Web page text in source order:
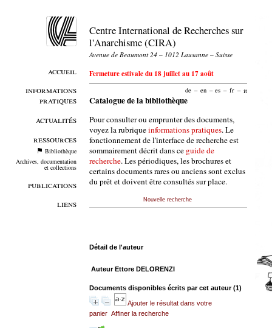
accueil
informations
pratiques
actualités
ressources
Bibliothèque
Archives, documentation
et collections
publications
liens
Centre International de Recherches sur
l'Anarchisme (CIRA)
Avenue de Beaumont 24 – 1012 Lausanne – Suisse
Fermeture estivale du 18 juillet au 17 août
de – en – es – fr – it
Catalogue de la bibliothèque
Pour consulter ou emprunter des documents,
voyez la rubriqueinformations pratiques. Le
fonctionnement de l'interface de recherche est
sommairement décrit dans ce guide de
recherche. Les périodiques, les brochures et
certains documents rares ou anciens sont exclus
du prêt et doivent être consultés sur place.
Nouvelle recherche
Détail de l'auteur
Auteur Ettore DELORENZI
Documents disponibles écrits par cet auteur (1)
Ajouter le résultat dans votre
panier Affiner la recherche